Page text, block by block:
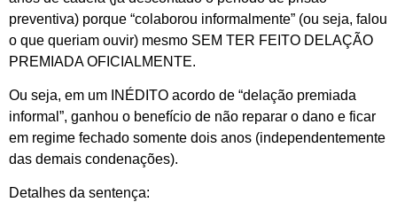
preventiva) porque “colaborou informalmente” (ou seja, falou
o que queriam ouvir) mesmo SEM TER FEITO DELAÇÃO
PREMIADA OFICIALMENTE.
Ou seja, em um INÉDITO acordo de “delação premiada
informal”, ganhou o benefício de não reparar o dano e ficar
em regime fechado somente dois anos (independentemente
das demais condenações).
Detalhes da sentença: